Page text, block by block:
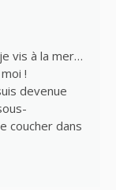
vis à la mer…
!
devenue
coucher dans